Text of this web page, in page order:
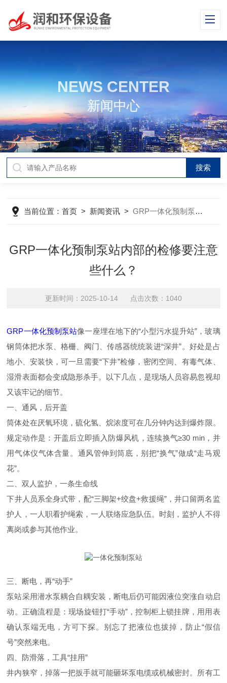
NEWS CENTER
新闻中心
当前位置：首页 > 新闻资讯 >GRP一体化预制泵站内部的检修要注意些什么？
GRP一体化预制泵站内部的检修要注意
些什么？
更新时间：2025-10-14 点击次数：1040
GRP一体化预制泵站像一座埋在地下的“小型污水提升站”，玻璃
钢筒体把水泵、格栅、阀门、传感器统统装进“深井”。好处是占
地小、安装快，可一旦需要“下井”检修，密闭空间、有毒气体、
湿滑表面都会变成隐形杀手。以下几点，是现场人员容易忽视却
又该牢记的细节。
一、通风，后开盖
筒体处在厌氧环境，硫化氢、烷浓度可在几分钟内达到爆炸限。
规定动作是：开盖后立即插入防爆风机，连续换气≥30 min，并
用气体仪气体含量。通风管伸到筒底，别把“换气”做成“走马观
花”。
二、双人监护，一条生命线
下井人员系全身式带，配“三脚架+绞盘+救援绳”，井口留两名监
护人，一人职看护绳索，一人联络应急队伍。时刻，监护人不得
离岗或参与其他作业。
三、断电，再“动手”
泵站采用潜水泵耦合自耦安装，断电后仍可能因液位突涨自动启
动。正确流程是：现场旋钮打“手动”，控制柜上锁挂牌，用用表
确认泵端无电，方可下探。别忘了把液位也拔掉，防止“假信
号”突然来电。
四、防滑落，工具“挂用”
井内狭窄，掉落一把扳手就可能砸坏泵电缆或机械密封。所有工